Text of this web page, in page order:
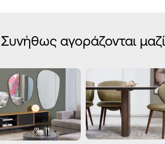
Συνήθως αγοράζονται μαζί